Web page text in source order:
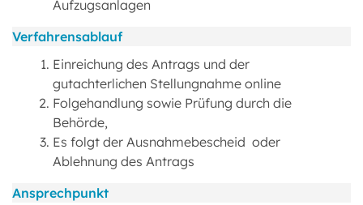
Aufzugsanlagen
Verfahrensablauf
Einreichung des Antrags und der
gutachterlichen Stellungnahme online
Folgehandlung sowie Prüfung durch die
Behörde,
Es folgt der Ausnahmebescheid oder
Ablehnung des Antrags
Ansprechpunkt